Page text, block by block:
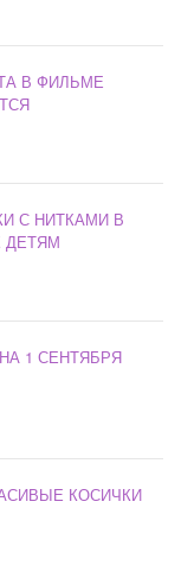
В ФИЛЬМЕ
С НИТКАМИ В
ДЕТЯМ
1 СЕНТЯБРЯ
КОСИЧКИ